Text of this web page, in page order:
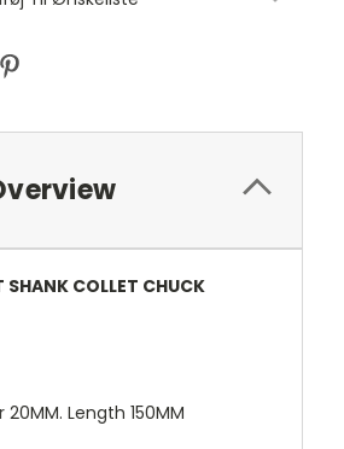
SHANK COLLET CHUCK
Length 150MM